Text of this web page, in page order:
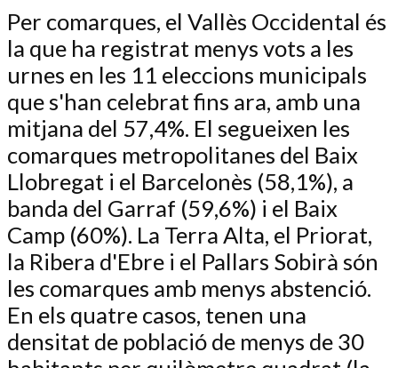
Per comarques, el Vallès Occidental és
la que ha registrat menys vots a les
urnes en les 11 eleccions municipals
que s'han celebrat fins ara, amb una
mitjana del 57,4%. El segueixen les
comarques metropolitanes del Baix
Llobregat i el Barcelonès (58,1%), a
banda del Garraf (59,6%) i el Baix
Camp (60%). La Terra Alta, el Priorat,
la Ribera d'Ebre i el Pallars Sobirà són
les comarques amb menys abstenció.
En els quatre casos, tenen una
densitat de població de menys de 30